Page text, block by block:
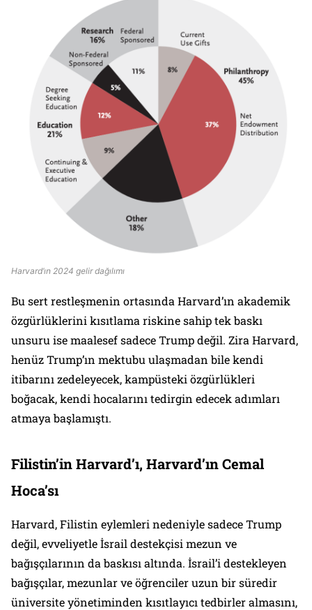
Harvard’ın 2024 gelir dağılımı
Bu sert restleşmenin ortasında Harvard’ın akademik
özgürlüklerini kısıtlama riskine sahip tek baskı
unsuru ise maalesef sadece Trump değil. Zira Harvard,
henüz Trump’ın mektubu ulaşmadan bile kendi
itibarını zedeleyecek, kampüsteki özgürlükleri
boğacak, kendi hocalarını tedirgin edecek adımları
atmaya başlamıştı.
Filistin’in Harvard’ı, Harvard’ın Cemal
Hoca’sı
Harvard, Filistin eylemleri nedeniyle sadece Trump
değil, evveliyetle İsrail destekçisi mezun ve
bağışçılarının da baskısı altında. İsrail’i destekleyen
bağışçılar, mezunlar ve öğrenciler uzun bir süredir
üniversite yönetiminden kısıtlayıcı tedbirler almasını,